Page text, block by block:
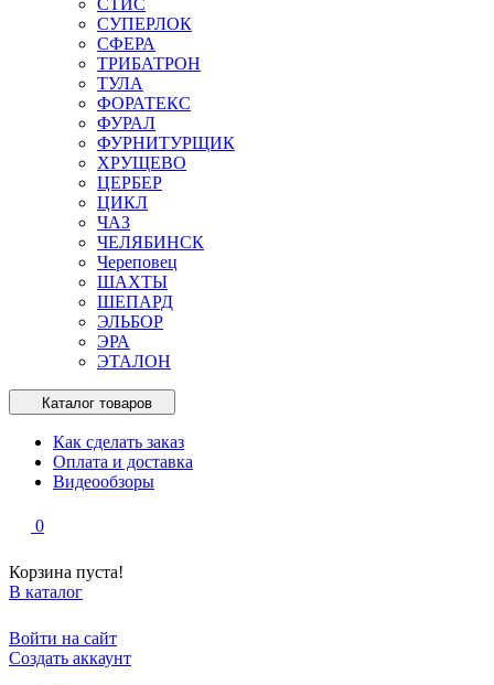
СТИС
СУПЕРЛОК
СФЕРА
ТРИБАТРОН
ТУЛА
ФОРАТЕКС
ФУРАЛ
ФУРНИТУРЩИК
ХРУЩЕВО
ЦЕРБЕР
ЦИКЛ
ЧАЗ
ЧЕЛЯБИНСК
Череповец
ШАХТЫ
ШЕПАРД
ЭЛЬБОР
ЭРА
ЭТАЛОН
Каталог товаров
Как сделать заказ
Оплата и доставка
Видеообзоры
0
Корзина пуста!
В каталог
Войти на сайт
Создать аккаунт